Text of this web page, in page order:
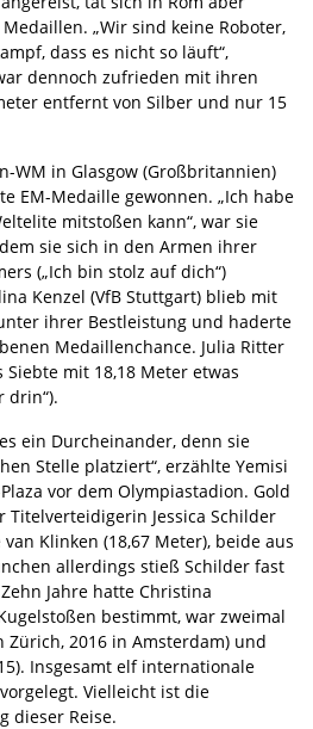
„Wir sind keine Roboter,
dass es nicht so läuft“,
dennoch zufrieden mit ihren
entfernt von Silber und nur 15
WM in Glasgow (Großbritannien)
EM-Medaille gewonnen. „Ich habe
mitstoßen kann“, war sie
sie sich in den Armen ihrer
(„Ich bin stolz auf dich“)
Kenzel (VfB Stuttgart) blieb mit
ihrer Bestleistung und haderte
Medaillenchance. Julia Ritter
Siebte mit 18,18 Meter etwas
drin“).
ein Durcheinander, denn sie
Stelle platziert“, erzählte Yemisi
vor dem Olympiastadion. Gold
Jessica Schilder
Klinken (18,67 Meter), beide aus
allerdings stieß Schilder fast
Jahre hatte Christina
bestimmt, war zweimal
2016 in Amsterdam) und
Insgesamt elf internationale
Vielleicht ist die
dieser Reise.